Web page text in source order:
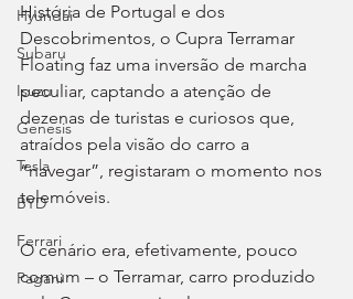
Hyundai
Subaru
Isuzu
Genesis
Tesla
BYD
Ferrari
Pagani
História de Portugal e dos
Descobrimentos, o Cupra Terramar
Floating faz uma inversão de marcha
peculiar, captando a atenção de
dezenas de turistas e curiosos que,
atraídos pela visão do carro a
“navegar”, registaram o momento nos
telemóveis.
O cenário era, efetivamente, pouco
comum – o Terramar, carro produzido